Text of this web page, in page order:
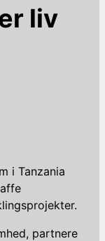
liv
i Tanzania
partnere